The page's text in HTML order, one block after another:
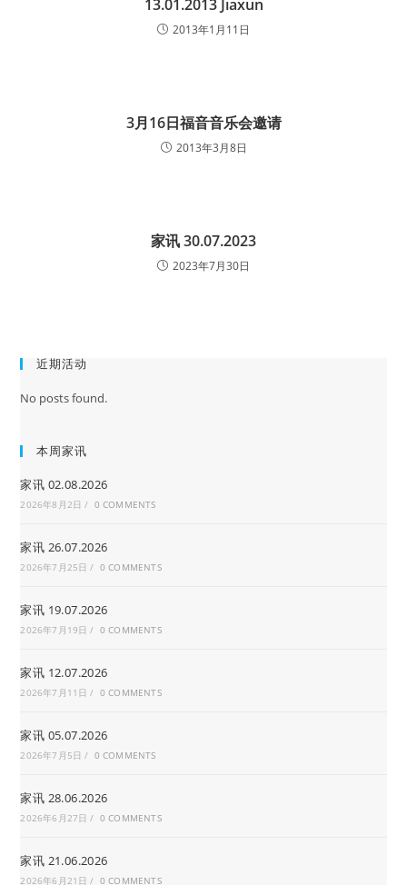
13.01.2013 Jiaxun
2013年1月11日
3月16日福音音乐会邀请
2013年3月8日
家讯 30.07.2023
2023年7月30日
近期活动
No posts found.
本周家讯
家讯 02.08.2026
2026年8月2日 / 0 COMMENTS
家讯 26.07.2026
2026年7月25日 / 0 COMMENTS
家讯 19.07.2026
2026年7月19日 / 0 COMMENTS
家讯 12.07.2026
2026年7月11日 / 0 COMMENTS
家讯 05.07.2026
2026年7月5日 / 0 COMMENTS
家讯 28.06.2026
2026年6月27日 / 0 COMMENTS
家讯 21.06.2026
2026年6月21日 / 0 COMMENTS